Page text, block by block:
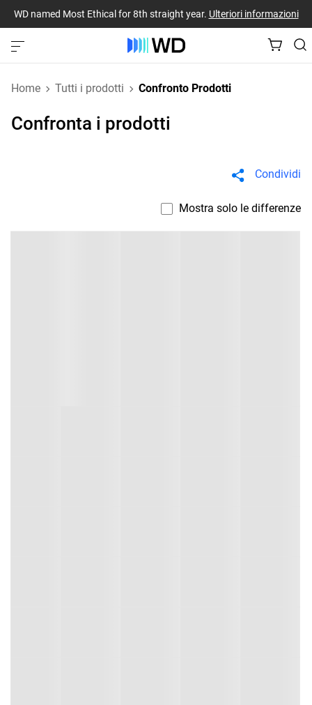
WD named Most Ethical for 8th straight year. Ulteriori informazioni
Home Tutti i prodotti Confronto Prodotti
Confronta i prodotti
Condividi
Mostra solo le differenze